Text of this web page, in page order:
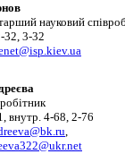
науковий
32, 3-32
внутр. 4-68, 2-76
,